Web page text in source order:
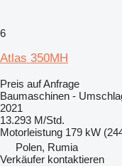
6
Atlas 350MH
Preis auf Anfrage
Baumaschinen -
2021
13.293 M/Std.
Motorleistung 179 kW
Polen, Rumia
Verkäufer kontaktieren